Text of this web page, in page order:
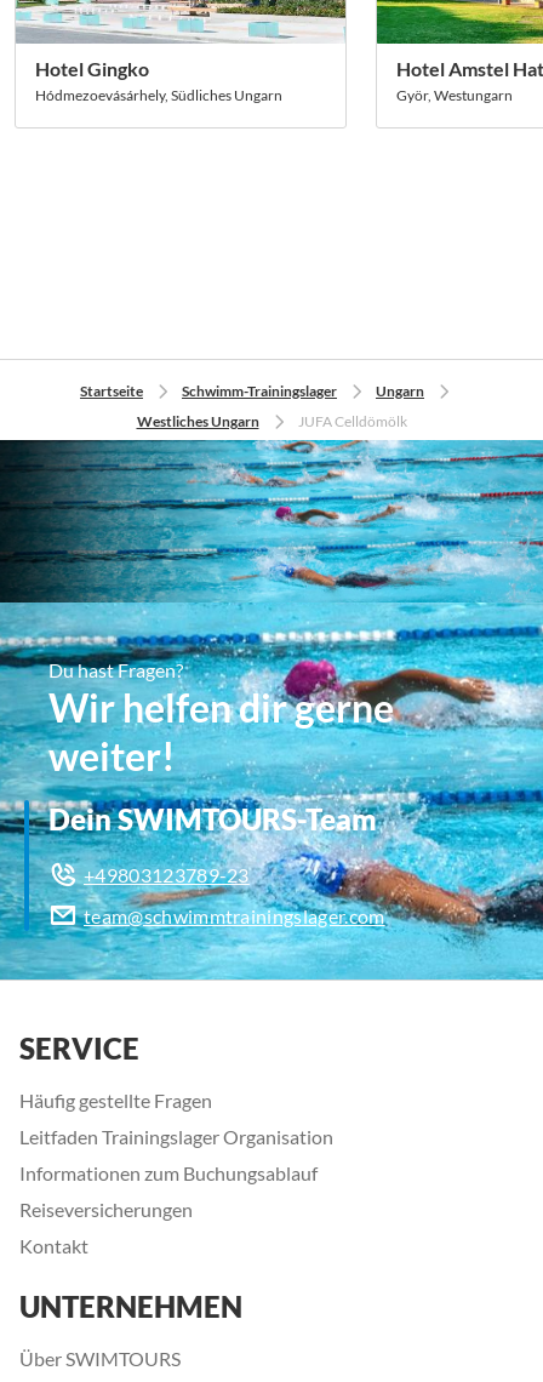
Hotel Gingko
Hódmezoevásárhely, Südliches Ungarn
Hotel Amstel
Györ, Westungarn
Startseite Schwimm-Trainingslager
Ungarn
Westliches Ungarn
JUFA Celldömölk
Du hast Fragen?
Wir helfen dir gerne
weiter!
Dein SWIMTOURS-Team
+49803123789-23
team@schwimmtrainingslager.com
SERVICE
Häufig gestellte Fragen
Leitfaden Trainingslager Organisation
Informationen zum Buchungsablauf
Reiseversicherungen
Kontakt
UNTERNEHMEN
Über SWIMTOURS